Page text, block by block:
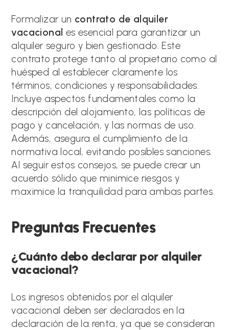
Formalizar un contrato de alquiler
vacacional es esencial para garantizar un
alquiler seguro y bien gestionado. Este
contrato protege tanto al propietario como al
huésped al establecer claramente los
términos, condiciones y responsabilidades.
Incluye aspectos fundamentales como la
descripción del alojamiento, las políticas de
pago y cancelación, y las normas de uso.
Además, asegura el cumplimiento de la
normativa local, evitando posibles sanciones.
Al seguir estos consejos, se puede crear un
acuerdo sólido que minimice riesgos y
maximice la tranquilidad para ambas partes.
Preguntas Frecuentes
¿Cuánto debo declarar por alquiler
vacacional?
Los ingresos obtenidos por el alquiler
vacacional deben ser declarados en la
declaración de la renta, ya que se consideran